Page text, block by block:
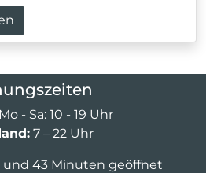
- Sa: 10 - 19 Uhr
7 – 22 Uhr
und 43 Minuten geöffnet